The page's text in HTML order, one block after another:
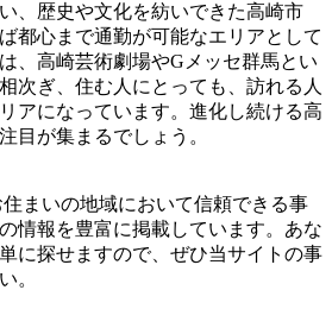
、歴史や文化を紡いできた高崎市
都心まで通勤が可能なエリアとして
、高崎芸術劇場やGメッセ群馬とい
次ぎ、住む人にとっても、訪れる人
アになっています。進化し続ける高
目が集まるでしょう。
まいの地域において信頼できる事
情報を豊富に掲載しています。あな
に探せますので、ぜひ当サイトの事
。